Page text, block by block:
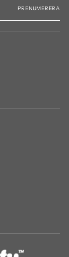
PRENUMERERA